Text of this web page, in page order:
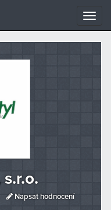
Toggle
Napsat hodnocení